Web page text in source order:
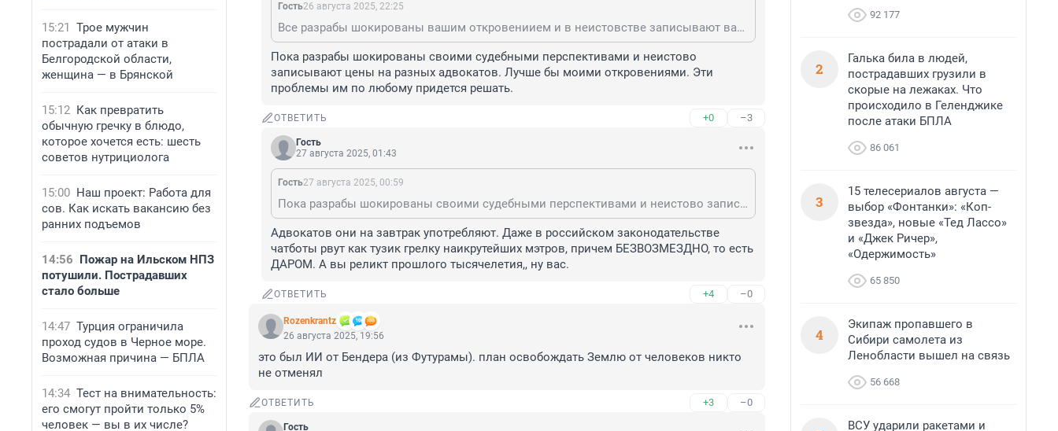
15:21 Трое мужчин
пострадали от атаки в
Белгородской области,
женщина — в Брянской
15:12 Как превратить
обычную гречку в блюдо,
которое хочется есть: шесть
советов нутрициолога
15:00 Наш проект: Работа для
сов. Как искать вакансию без
ранних подъемов
14:56 Пожар на Ильском НПЗ
потушили. Пострадавших
стало больше
14:47 Турция ограничила
проход судов в Черное море.
Возможная причина — БПЛА
14:34 Тест на внимательность:
его смогут пройти только 5%
человек — вы в их числе?
Гость26 августа 2025, 22:25
Все разрабы шокированы вашим откровениием и в неистовстве записывают ваши советы.
Пока разрабы шокированы своими судебными перспективами и неистово
записывают цены на разных адвокатов. Лучше бы моими откровениями. Эти
проблемы им по любому придется решать.
ОТВЕТИТЬ +0 –3
Гость
27 августа 2025, 01:43
Гость27 августа 2025, 00:59
Пока разрабы шокированы своими судебными перспективами и неистово записывают цены на разных адвокатов. Лучше бы моими откровениями. Эти проблемы им по любому придется решать.
Адвокатов они на завтрак употребляют. Даже в российском законодательстве
чатботы рвут как тузик грелку наикрутейших мэтров, причем БЕЗВОЗМЕЗДНО, то есть
ДАРОМ. А вы реликт прошлого тысячелетия,, ну вас.
ОТВЕТИТЬ +4 –0
Rozenkrantz
26 августа 2025, 19:56
это был ИИ от Бендера (из Футурамы). план освобождать Землю от человеков никто
не отменял
ОТВЕТИТЬ +3 –0
Гость
92 177
2
Галька била в людей,
пострадавших грузили в
скорые на лежаках. Что
происходило в Геленджике
после атаки БПЛА
86 061
3
15 телесериалов августа —
выбор «Фонтанки»: «Коп-
звезда», новые «Тед Лассо»
и «Джек Ричер»,
«Одержимость»
65 850
4
Экипаж пропавшего в
Сибири самолета из
Ленобласти вышел на связь
56 668
ВСУ ударили ракетами и